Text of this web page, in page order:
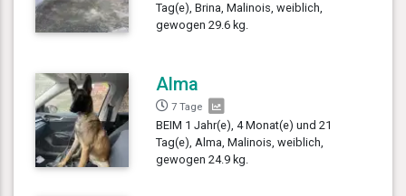
Tag(e), Brina, Malinois, weiblich,
gewogen 29.6 kg.
Alma
7 Tage
BEIM 1 Jahr(e), 4 Monat(e) und 21
Tag(e), Alma, Malinois, weiblich,
gewogen 24.9 kg.